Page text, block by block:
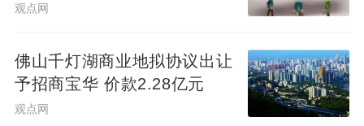
观点网
佛山千灯湖商业地拟协议出让
予招商宝华 价款2.28亿元
观点网